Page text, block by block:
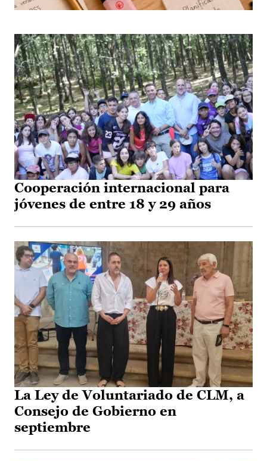
Cooperación internacional para
jóvenes de entre 18 y 29 años
La Ley de Voluntariado de CLM, a
Consejo de Gobierno en
septiembre